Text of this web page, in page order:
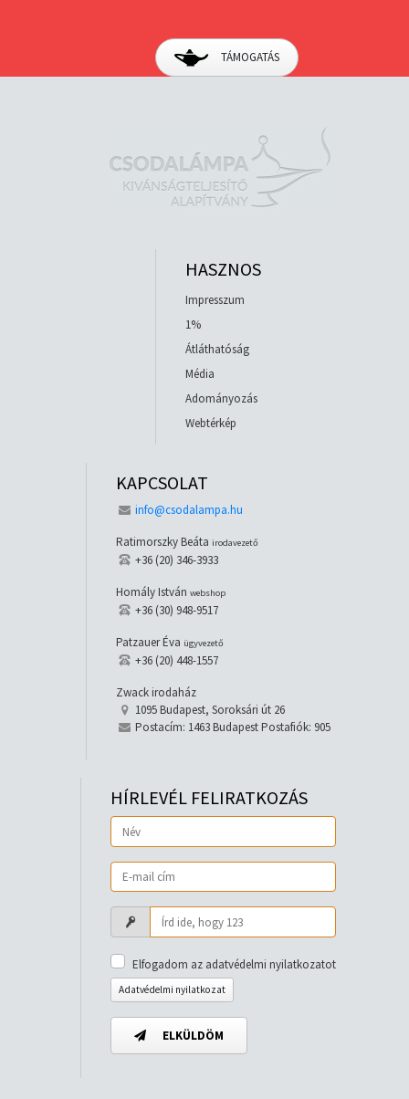
TÁMOGATÁS
HASZNOS
Impresszum
1%
Átláthatóság
Média
Adományozás
Webtérkép
KAPCSOLAT
info@csodalampa.hu
Ratimorszky Beáta irodavezető
+36 (20) 346-3933
Homály István webshop
+36 (30) 948-9517
Patzauer Éva ügyvezető
+36 (20) 448-1557
Zwack irodaház
1095 Budapest, Soroksári út 26
Postacím: 1463 Budapest Postafiók: 905
HÍRLEVÉL FELIRATKOZÁS
Elfogadom az adatvédelmi nyilatkozatot
Adatvédelmi nyilatkozat
ELKÜLDÖM